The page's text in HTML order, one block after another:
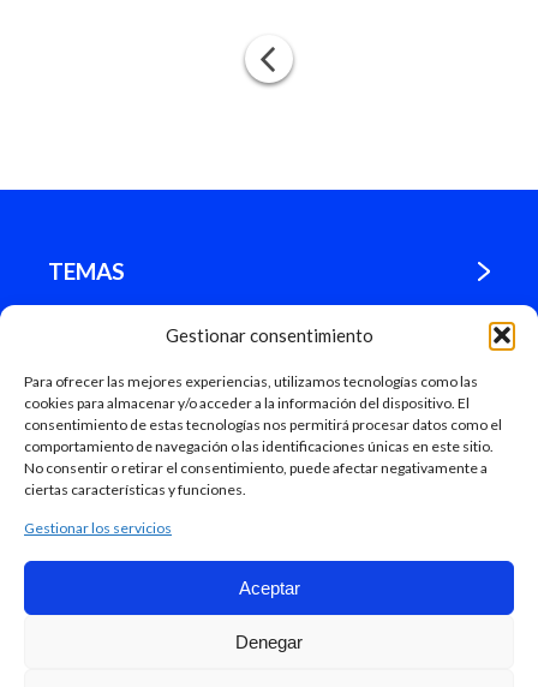
Gestionar consentimiento
Para ofrecer las mejores experiencias, utilizamos tecnologías como las
cookies para almacenar y/o acceder a la información del dispositivo. El
consentimiento de estas tecnologías nos permitirá procesar datos como el
comportamiento de navegación o las identificaciones únicas en este sitio.
No consentir o retirar el consentimiento, puede afectar negativamente a
ciertas características y funciones.
Gestionar los servicios
Aceptar
Denegar
TEMAS
¿DÓNDE ESTAMOS?
MADRID
Mapa Web
Ayuntamiento de Madrid, 2018